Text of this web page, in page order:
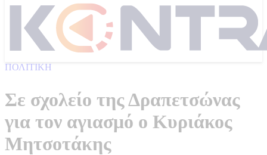
ΠΟΛΙΤΙΚΗ
Σε σχολείο της Δραπετσώνας
για τον αγιασμό ο Κυριάκος
Μητσοτάκης